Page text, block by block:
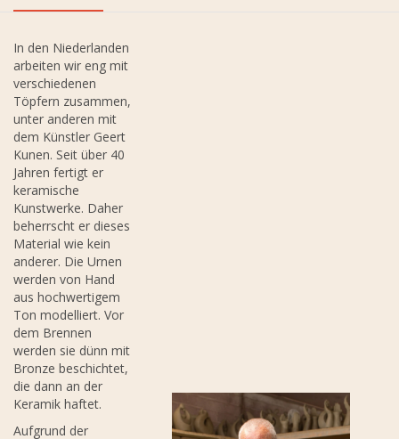
In den Niederlanden
arbeiten wir eng mit
verschiedenen
Töpfern zusammen,
unter anderen mit
dem Künstler Geert
Kunen. Seit über 40
Jahren fertigt er
keramische
Kunstwerke. Daher
beherrscht er dieses
Material wie kein
anderer. Die Urnen
werden von Hand
aus hochwertigem
Ton modelliert. Vor
dem Brennen
werden sie dünn mit
Bronze beschichtet,
die dann an der
Keramik haftet.
Aufgrund der